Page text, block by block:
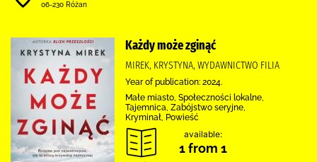
06-230 Różan
Każdy może zginąć
MIREK, KRYSTYNA, WYDAWNICTWO FILIA
Year of publication: 2024.
Małe miasto, Społeczności lokalne,
Tajemnica, Zabójstwo seryjne,
Kryminał, Powieść
available:
1 from 1